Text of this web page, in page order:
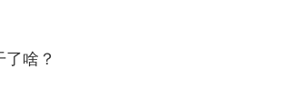
啥？